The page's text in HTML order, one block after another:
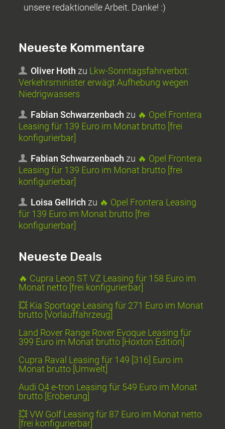
unsere redaktionelle Arbeit. Danke! :)
Neueste Kommentare
Oliver Hoth zu Lkw-Sonntagsfahrverbot:
Verkehrsminister erwägt Aufhebung wegen
Niedrigwassers
Fabian Schwarzenbach zu 🔥 Opel Frontera
Leasing für 139 Euro im Monat brutto [frei
konfigurierbar]
Fabian Schwarzenbach zu 🔥 Opel Frontera
Leasing für 139 Euro im Monat brutto [frei
konfigurierbar]
Loisa Gellrich zu 🔥 Opel Frontera Leasing
für 139 Euro im Monat brutto [frei
konfigurierbar]
Neueste Deals
🔥 Cupra Leon ST VZ Leasing für 158 Euro im
Monat netto [frei konfigurierbar]
💥 Kia Sportage Leasing für 271 Euro im Monat
brutto [Vorlauffahrzeug]
Land Rover Range Rover Evoque Leasing für
399 Euro im Monat brutto [Hoxton Edition]
Cupra Raval Leasing für 149 [316] Euro im
Monat brutto [Umwelt]
Audi Q4 e-tron Leasing für 549 Euro im Monat
brutto [Eroberung]
💥 VW Golf Leasing für 87 Euro im Monat netto
[frei konfigurierbar]